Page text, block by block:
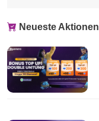
Neueste Aktionen